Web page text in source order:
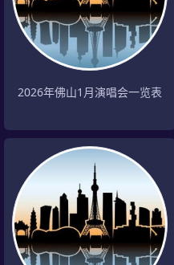
2026年佛山1月演唱会一览表